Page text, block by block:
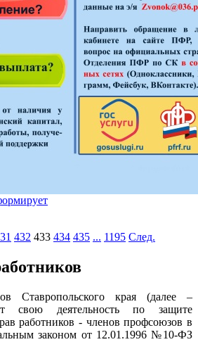
432 433 434 435 ... 1195 След.
Ставропольского края (далее –
свою деятельность по защите
работников - членов профсоюзов в
законом от 12.01.1996 №10-ФЗ